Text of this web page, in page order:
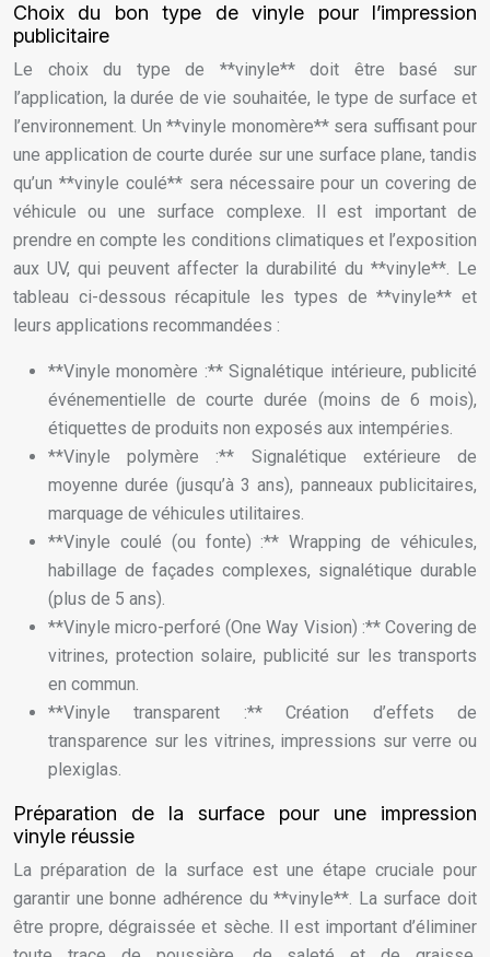
Choix du bon type de vinyle pour l’impression
publicitaire
Le choix du type de **vinyle** doit être basé sur
l’application, la durée de vie souhaitée, le type de surface et
l’environnement. Un **vinyle monomère** sera suffisant pour
une application de courte durée sur une surface plane, tandis
qu’un **vinyle coulé** sera nécessaire pour un covering de
véhicule ou une surface complexe. Il est important de
prendre en compte les conditions climatiques et l’exposition
aux UV, qui peuvent affecter la durabilité du **vinyle**. Le
tableau ci-dessous récapitule les types de **vinyle** et
leurs applications recommandées :
**Vinyle monomère :** Signalétique intérieure, publicité
événementielle de courte durée (moins de 6 mois),
étiquettes de produits non exposés aux intempéries.
**Vinyle polymère :** Signalétique extérieure de
moyenne durée (jusqu’à 3 ans), panneaux publicitaires,
marquage de véhicules utilitaires.
**Vinyle coulé (ou fonte) :** Wrapping de véhicules,
habillage de façades complexes, signalétique durable
(plus de 5 ans).
**Vinyle micro-perforé (One Way Vision) :** Covering de
vitrines, protection solaire, publicité sur les transports
en commun.
**Vinyle transparent :** Création d’effets de
transparence sur les vitrines, impressions sur verre ou
plexiglas.
Préparation de la surface pour une impression
vinyle réussie
La préparation de la surface est une étape cruciale pour
garantir une bonne adhérence du **vinyle**. La surface doit
être propre, dégraissée et sèche. Il est important d’éliminer